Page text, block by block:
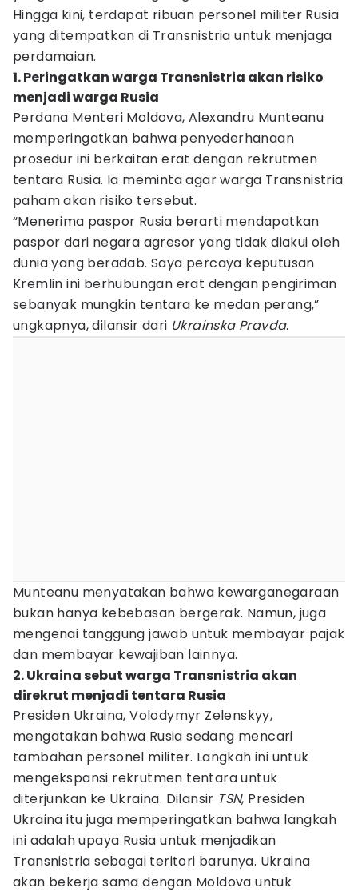
Hingga kini, terdapat ribuan personel militer Rusia
yang ditempatkan di Transnistria untuk menjaga
perdamaian.
1. Peringatkan warga Transnistria akan risiko
menjadi warga Rusia
Perdana Menteri Moldova, Alexandru Munteanu
memperingatkan bahwa penyederhanaan
prosedur ini berkaitan erat dengan rekrutmen
tentara Rusia. Ia meminta agar warga Transnistria
paham akan risiko tersebut.
“Menerima paspor Rusia berarti mendapatkan
paspor dari negara agresor yang tidak diakui oleh
dunia yang beradab. Saya percaya keputusan
Kremlin ini berhubungan erat dengan pengiriman
sebanyak mungkin tentara ke medan perang,”
ungkapnya, dilansir dari Ukrainska Pravda.
Munteanu menyatakan bahwa kewarganegaraan
bukan hanya kebebasan bergerak. Namun, juga
mengenai tanggung jawab untuk membayar pajak
dan membayar kewajiban lainnya.
2. Ukraina sebut warga Transnistria akan
direkrut menjadi tentara Rusia
Presiden Ukraina, Volodymyr Zelenskyy,
mengatakan bahwa Rusia sedang mencari
tambahan personel militer. Langkah ini untuk
mengekspansi rekrutmen tentara untuk
diterjunkan ke Ukraina. Dilansir TSN, Presiden
Ukraina itu juga memperingatkan bahwa langkah
ini adalah upaya Rusia untuk menjadikan
Transnistria sebagai teritori barunya. Ukraina
akan bekerja sama dengan Moldova untuk